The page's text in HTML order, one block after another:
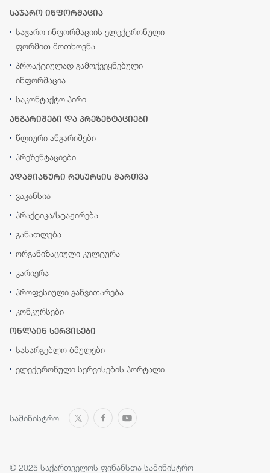
საჯარო ინფორმაცია
საჯარო ინფორმაციის ელექტრონული
ფორმით მოთხოვნა
პროაქტიულად გამოქვეყნებული
ინფორმაცია
საკონტაქტო პირი
ანგარიშები და პრეზენტაციები
წლიური ანგარიშები
პრეზენტაციები
ადამიანური რესურსის მართვა
ვაკანსია
პრაქტიკა/სტაჟირება
განათლება
ორგანიზაციული კულტურა
კარიერა
პროფესიული განვითარება
კონკურსები
ონლაინ სერვისები
სასარგებლო ბმულები
ელექტრონული სერვისების პორტალი
სამინისტრო
© 2025 საქართველოს ფინანსთა სამინისტრო